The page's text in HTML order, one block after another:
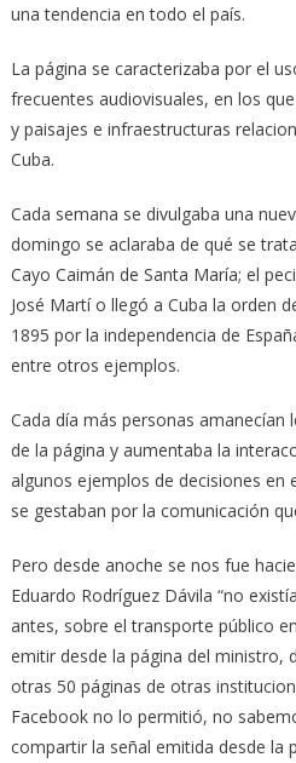
una tendencia en todo el país.
La página se caracterizaba por el
frecuentes audiovisuales, en los
y paisajes e infraestructuras
Cuba.
Cada semana se divulgaba una
domingo se aclaraba de qué se
Cayo Caimán de Santa María; el
José Martí o llegó a Cuba la orden
1895 por la independencia de
entre otros ejemplos.
Cada día más personas amanecían
de la página y aumentaba la
algunos ejemplos de decisiones en
se gestaban por la comunicación
Pero desde anoche se nos fue
Eduardo Rodríguez Dávila “no
antes, sobre el transporte público
emitir desde la página del ministro,
otras 50 páginas de otras
Facebook no lo permitió, no
compartir la señal emitida desde la